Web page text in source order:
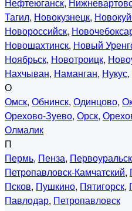
Тагил, Новокузнецк,
Новороссийск,
Новошахтинск, Новый
Ноябрьск, Новотроицк,
Нахчыван, Наманган, Нукус,
О
Омск, Обнинск, Одинцово,
Орехово-Зуево, Орск,
Олмалик
П
Пермь, Пенза, Первоуральск
Петропавловск-Камчатский,
Псков, Пушкино, Пятигорск,
Павлодар, Петропавловск